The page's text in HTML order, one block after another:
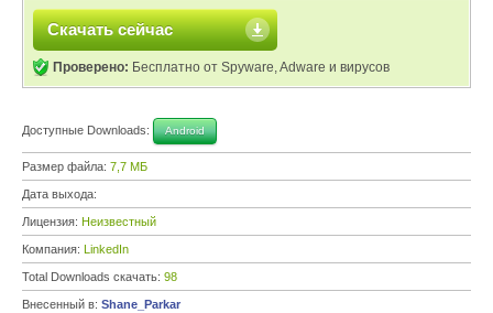
Скачать сейчас
Проверено: Бесплатно от Spyware, Adware и вирусов
Доступные Downloads: Android
Размер файла: 7,7 МБ
Дата выхода:
Лицензия: Неизвестный
Компания: LinkedIn
Total Downloads скачать: 98
Внесенный в: Shane_Parkar